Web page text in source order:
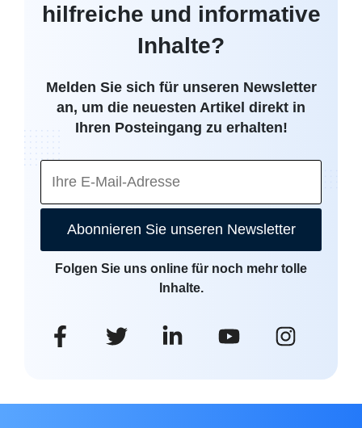
hilfreiche und informative
Inhalte?
Melden Sie sich für unseren Newsletter
an, um die neuesten Artikel direkt in
Ihren Posteingang zu erhalten!
Abonnieren Sie unseren Newsletter
Folgen Sie uns online für noch mehr tolle
Inhalte.